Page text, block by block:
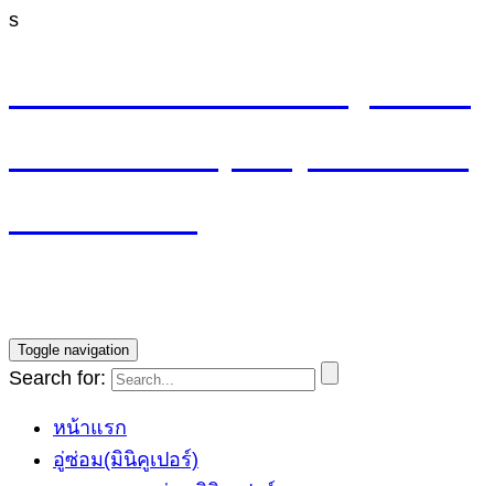
s
Toggle navigation
Search for:
หน้าแรก
อู่ซ่อม(มินิคูเปอร์)